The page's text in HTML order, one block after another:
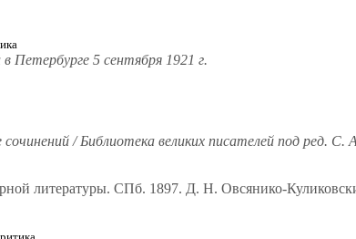
в Петербурге 5 сентября 1921 г.
/ Библиотека великих писателей под ред. С.
литературы. СПб. 1897. Д. Н. Овсянико-